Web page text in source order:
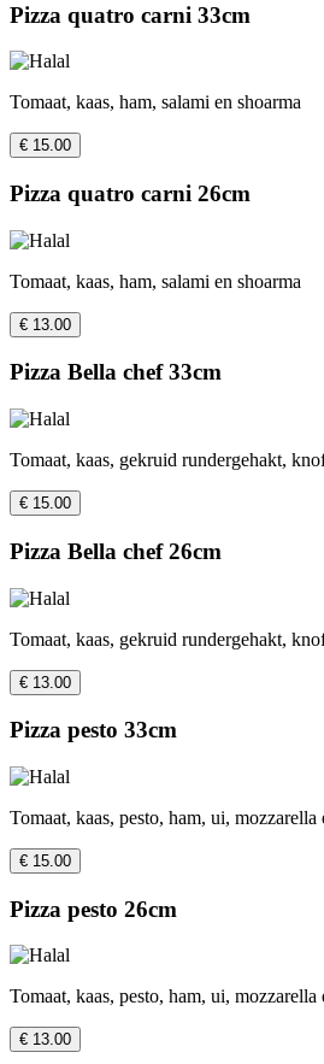
Pizza quatro carni 33cm
Tomaat, kaas, ham, salami en shoarma
€ 15.00
Pizza quatro carni 26cm
Tomaat, kaas, ham, salami en shoarma
€ 13.00
Pizza Bella chef 33cm
Tomaat, kaas, gekruid rundergehakt,
€ 15.00
Pizza Bella chef 26cm
Tomaat, kaas, gekruid rundergehakt,
€ 13.00
Pizza pesto 33cm
Tomaat, kaas, pesto, ham, ui, mozzarella
€ 15.00
Pizza pesto 26cm
Tomaat, kaas, pesto, ham, ui,
€ 13.00